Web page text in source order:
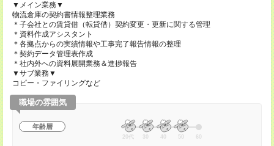
▼メイン業務▼
物流倉庫の契約書情報整理業務
＊子会社との賃貸借（転貸借）契約変更・更新に関する管理
＊資料作成アシスタント
＊各拠点からの実績情報や工事完了報告情報の整理
＊契約データ管理表作成
＊社内外への資料展開業務＆進捗報告
▼サブ業務▼
コピー・ファイリングなど
職場の雰囲気
年齢層
20代 30 40 50 60